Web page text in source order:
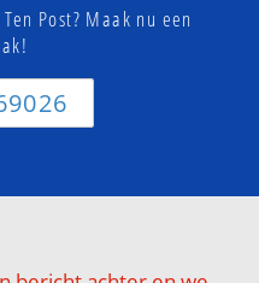
Post? Maak nu een